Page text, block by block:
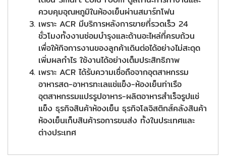
ควบคุมอุณหภูมิในห้องเย็นผ่านสมาร์ทโฟน
เพราะ ACR มีบริการหลังการขายที่รวดเร็ว 24
ชั่วโมงทั้งงานซ่อมบำรุงและด้านอะไหล่ที่ครบถ้วน
เพื่อให้กิจการงานของลูกค้าเดินต่อได้อย่างไม่สะดุด
เพิ่มผลกำไร ใช้งานได้อย่างเต็มประสิทธิภาพ
เพราะ ACR ได้รับความเชื่อถือจากอุตสาหกรรม
อาหารสด-อาหารทะเลแช่แข็ง-ห้องเย็นท่าเรือ
อุตสาหกรรมแปรรูปอาหาร-ผลิตอาหารสำเร็จรูปแช่
แข็ง ธุรกิจสินค้าห้องเย็น ธุรกิจโลจิสติกส์คลังสินค้า
ห้องเย็นเก็บสินค้ารอการขนส่ง ทั้งในประเทศและ
ต่างประเทศ